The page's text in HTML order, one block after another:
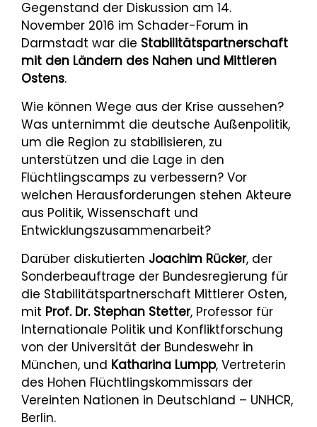
Gegenstand der Diskussion am 14.
November 2016 im Schader-Forum in
Darmstadt war die Stabilitätspartnerschaft
mit den Ländern des Nahen und Mittleren
Ostens.
Wie können Wege aus der Krise aussehen?
Was unternimmt die deutsche Außenpolitik,
um die Region zu stabilisieren, zu
unterstützen und die Lage in den
Flüchtlingscamps zu verbessern? Vor
welchen Herausforderungen stehen Akteure
aus Politik, Wissenschaft und
Entwicklungszusammenarbeit?
Darüber diskutierten Joachim Rücker, der
Sonderbeauftrage der Bundesregierung für
die Stabilitätspartnerschaft Mittlerer Osten,
mit Prof. Dr. Stephan Stetter, Professor für
Internationale Politik und Konfliktforschung
von der Universität der Bundeswehr in
München, und Katharina Lumpp, Vertreterin
des Hohen Flüchtlingskommissars der
Vereinten Nationen in Deutschland – UNHCR,
Berlin.